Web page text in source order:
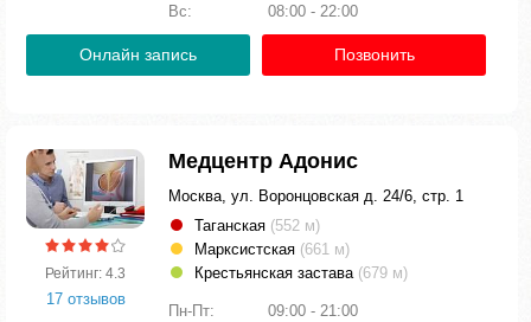
Вс:
08:00 - 22:00
Онлайн запись Позвонить
Рейтинг: 4.3
17 отзывов
Медцентр Адонис
Москва, ул. Воронцовская д. 24/6, стр. 1
Таганская (552 м)
Марксистская (661 м)
Крестьянская застава (679 м)
Пн-Пт:
09:00 - 21:00